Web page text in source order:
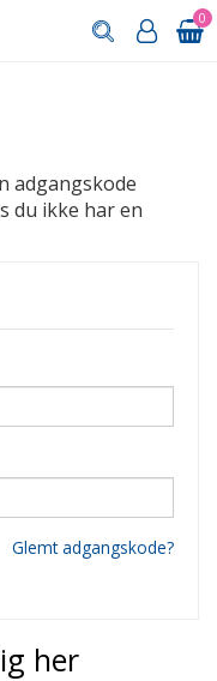
0
adgangskode
du ikke har en
Glemt adgangskode?
her